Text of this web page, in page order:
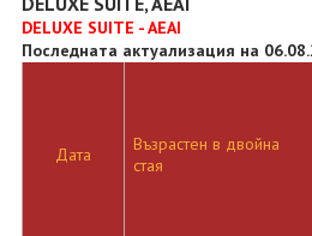
DELUXE SUITE - AEAI
Последната актуализация на
Дата
Възрастен в двойна
стая